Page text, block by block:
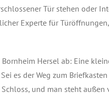
Tür stehen oder
Experte für
Hersel ab: Eine
es der Weg zum
und man steht